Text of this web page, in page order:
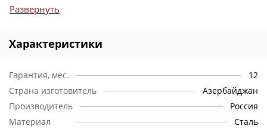
2. Уникальность конструкции
Необычная конструкция саджа способствует тому, что
пища на нем долго остается горячей.
3. Легкость
Данная модель изготовлена из стали. Благодаря этому
прочному материалу, садж отличается легкостью и
удобством применения.
Развернуть
Характеристики
Гарантия, мес.
12
Страна изготовитель
Азербайджан
Производитель
Россия
Материал
Сталь